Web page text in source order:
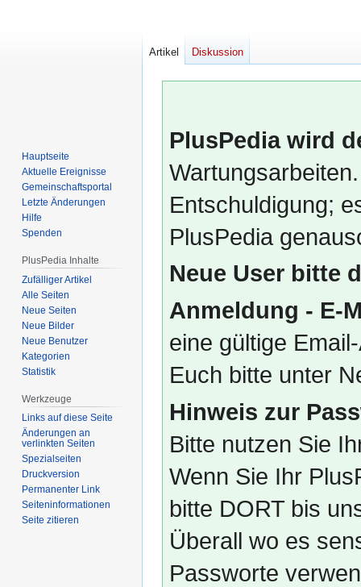
PlusPedia wird
Entschuldigung;
PlusPedia
Neue User bitte
Anmeldung - E-
eine gültige
Euch bitte unter
Hinweis zur
Bitte nutzen Sie
Wenn Sie Ihr
bitte DORT bis
Überall wo es
Passworte
Artikel Diskussion
Hauptseite
Aktuelle Ereignisse
Gemeinschafts­portal
Letzte Änderungen
Hilfe
Spenden
PlusPedia Inhalte
Zufälliger Artikel
Alle Seiten
Neue Seiten
Neue Bilder
Neue Benutzer
Kategorien
Statistik
Werkzeuge
Links auf diese Seite
Änderungen an
verlinkten Seiten
Spezialseiten
Druckversion
Permanenter Link
Seiten­­informationen
Seite zitieren